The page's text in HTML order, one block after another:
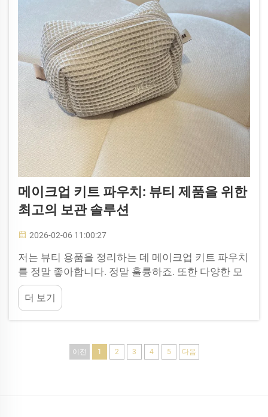
메이크업 키트 파우치: 뷰티 제품을 위한
최고의 보관 솔루션
2026-02-06 11:00:27
저는 뷰티 용품을 정리하는 데 메이크업 키트 파우치
를 정말 좋아합니다. 정말 훌륭하죠. 또한 다양한 모
양과 크기로 제공되기 때문에, 본인에게 딱 맞는 제품
을 비교적 쉽게 찾을 수 있습니다. 많이 가지고 다니
시든...
더 보기
이전 1 2 3 4 5 다음